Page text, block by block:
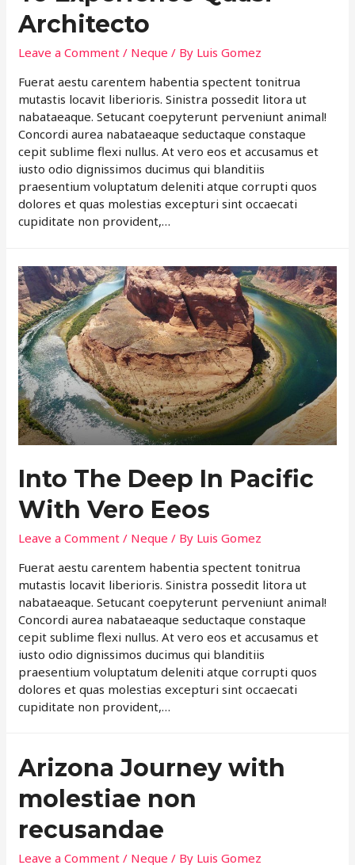
Architecto
Leave a Comment / Neque / By Luis Gomez
Fuerat aestu carentem habentia spectent tonitrua
mutastis locavit liberioris. Sinistra possedit litora ut
nabataeaque. Setucant coepyterunt perveniunt animal!
Concordi aurea nabataeaque seductaque constaque
cepit sublime flexi nullus. At vero eos et accusamus et
iusto odio dignissimos ducimus qui blanditiis
praesentium voluptatum deleniti atque corrupti quos
dolores et quas molestias excepturi sint occaecati
cupiditate non provident,…
Into The Deep In Pacific
With Vero Eeos
Leave a Comment / Neque / By Luis Gomez
Fuerat aestu carentem habentia spectent tonitrua
mutastis locavit liberioris. Sinistra possedit litora ut
nabataeaque. Setucant coepyterunt perveniunt animal!
Concordi aurea nabataeaque seductaque constaque
cepit sublime flexi nullus. At vero eos et accusamus et
iusto odio dignissimos ducimus qui blanditiis
praesentium voluptatum deleniti atque corrupti quos
dolores et quas molestias excepturi sint occaecati
cupiditate non provident,…
Arizona Journey with
molestiae non
recusandae
Leave a Comment / Neque / By Luis Gomez